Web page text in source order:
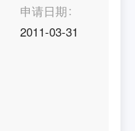
申请日期
2011-03-31